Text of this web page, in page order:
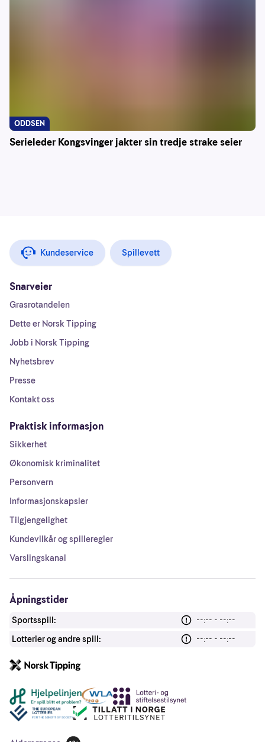
Serieleder Kongsvinger jakter sin tredje strake seier
ODDSEN
Kundeservice Spillevett
Snarveier
Grasrotandelen
Dette er Norsk Tipping
Jobb i Norsk Tipping
Nyhetsbrev
Presse
Kontakt oss
Praktisk informasjon
Sikkerhet
Økonomisk kriminalitet
Personvern
Informasjonskapsler
Tilgjengelighet
Kundevilkår og spilleregler
Varslingskanal
Åpningstider
Sportsspill:
--:-- - --:--
Lotterier og andre spill:
--:-- - --:--
Andre lenker